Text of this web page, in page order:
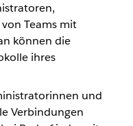
Teams mit
können die
ihres
und
Verbindungen